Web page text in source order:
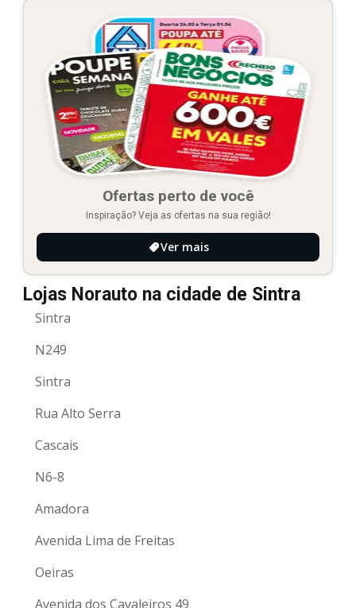
Ofertas perto de você
Inspiração? Veja as ofertas na sua região!
Ver mais
Lojas Norauto na cidade de Sintra
Sintra
N249
Sintra
Rua Alto Serra
Cascais
N6-8
Amadora
Avenida Lima de Freitas
Oeiras
Avenida dos Cavaleiros 49